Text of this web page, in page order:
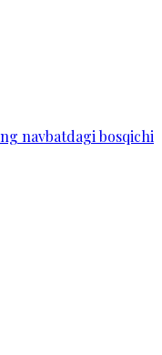
navbatdagi bosqichi